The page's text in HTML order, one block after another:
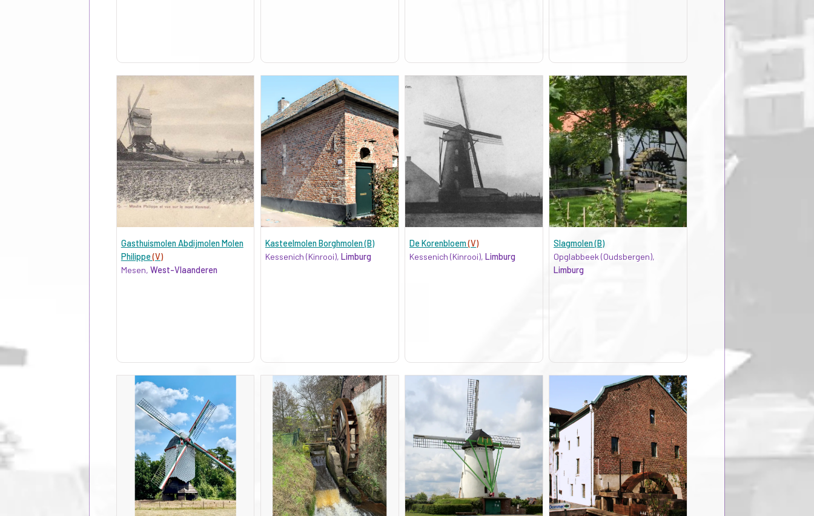
Gasthuismolen Abdijmolen Molen
Philippe(V)
Mesen, West-Vlaanderen
Kasteelmolen Borghmolen (B)
Kessenich (Kinrooi), Limburg
De Korenbloem(V)
Kessenich (Kinrooi), Limburg
Slagmolen (B)
Opglabbeek (Oudsbergen),
Limburg